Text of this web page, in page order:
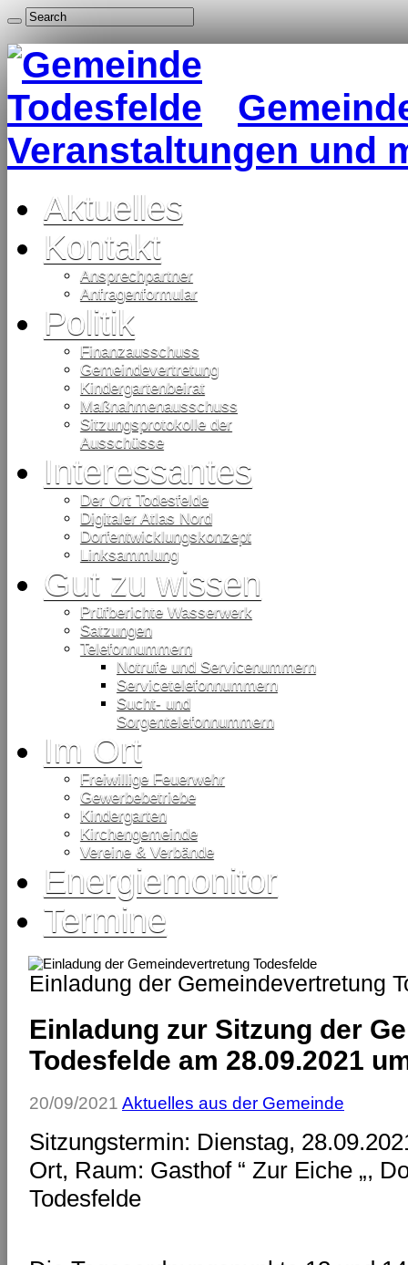
Veranstaltungen und
Aktuelles
Kontakt
Ansprechpartner
Anfragenformular
Politik
Finanzausschuss
Gemeindevertretung
Kindergartenbeirat
Maßnahmenausschuss
Sitzungsprotokolle der
Ausschüsse
Interessantes
Der Ort Todesfelde
Digitaler Atlas Nord
Dorfentwicklungskonzept
Linksammlung
Gut zu wissen
Prüfberichte Wasserwerk
Satzungen
Telefonnummern
Notrufe und Servicenummern
Servicetelefonnummern
Sucht- und
Sorgentelefonnummern
Im Ort
Freiwillige Feuerwehr
Gewerbebetriebe
Kindergarten
Kirchengemeinde
Vereine & Verbände
Energiemonitor
Termine
Einladung der Gemeindevertretung
Einladung zur Sitzung der
Todesfelde am 28.09.2021
20/09/2021 Aktuelles aus der Gemeinde
Sitzungstermin: Dienstag,
Ort, Raum: Gasthof “ Zur Eiche „,
Todesfelde